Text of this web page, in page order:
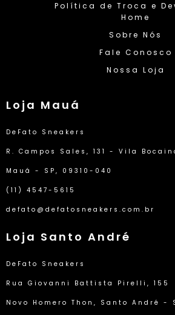
Política de Troca e
Home
Sobre Nós
Fale Conosco
Nossa Loja
Loja Mauá
DeFato Sneakers
R. Campos Sales, 131 - Vila
Mauá - SP, 09310-040
(11) 4547-5615
defato@defatosneakers.com.br
Loja Santo André
DeFato Sneakers
Rua Giovanni Battista Pirelli, 155
Novo Homero Thon, Santo André -